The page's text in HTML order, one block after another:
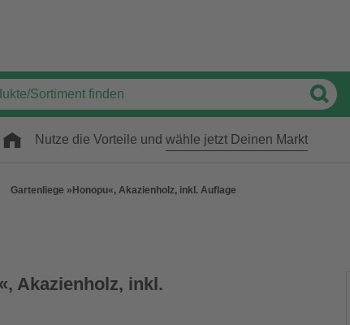
Nutze die Vorteile und wähle jetzt Deinen Markt
Gartenliege »Honopu«, Akazienholz, inkl. Auflage
Akazienholz, inkl.